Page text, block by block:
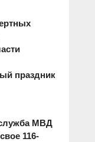
праздник
МВД
116-